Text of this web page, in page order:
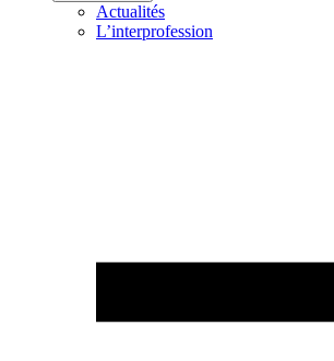
Actualités
L’interprofession